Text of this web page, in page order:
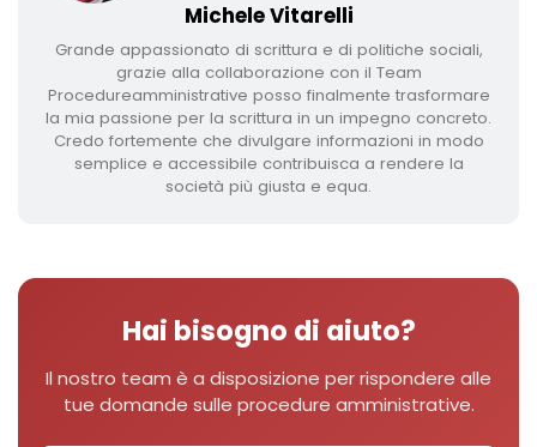
Michele Vitarelli
Grande appassionato di scrittura e di politiche sociali,
grazie alla collaborazione con il Team
Procedureamministrative posso finalmente trasformare
la mia passione per la scrittura in un impegno concreto.
Credo fortemente che divulgare informazioni in modo
semplice e accessibile contribuisca a rendere la
società più giusta e equa.
Hai bisogno di aiuto?
Il nostro team è a disposizione per rispondere alle
tue domande sulle procedure amministrative.